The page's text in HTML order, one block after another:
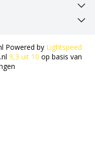
Powered by Lightspeed
9,3 uit 10 op basis van